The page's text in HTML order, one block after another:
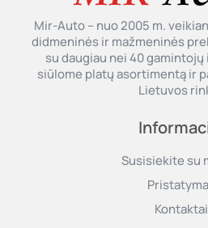
Mir-Auto – nuo 2005 m.
didmeninės ir mažmeninės
su daugiau nei 40
siūlome platų asortimentą ir
Lietuvos
Susisiekite su
Kontaktai